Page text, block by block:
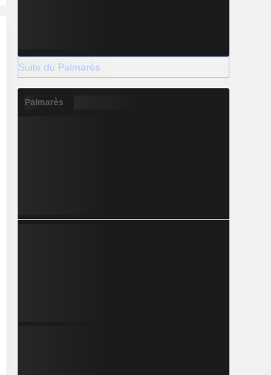
Suite du Palmarès
Palmarès